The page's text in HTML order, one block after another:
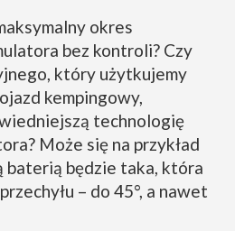
okres
bez kontroli? Czy
który użytkujemy
kempingowy,
technologię
Może się na przykład
baterią będzie taka, która
– do 45°, a nawet